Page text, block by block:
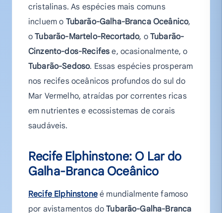
cristalinas. As espécies mais comuns
incluem o Tubarão-Galha-Branca Oceânico,
oTubarão-Martelo-Recortado, o Tubarão-
Cinzento-dos-Recifes e, ocasionalmente, o
Tubarão-Sedoso. Essas espécies prosperam
nos recifes oceânicos profundos do sul do
Mar Vermelho, atraídas por correntes ricas
em nutrientes e ecossistemas de corais
saudáveis.
Recife Elphinstone: O Lar do
Galha-BrancaOceânico
Recife Elphinstoneé mundialmente famoso
por avistamentos doTubarão-Galha-Branca